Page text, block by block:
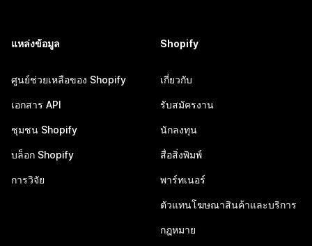
แหล่งข้อมูล
ศูนย์ช่วยเหลือของ Shopify
เอกสาร API
ชุมชน Shopify
บล็อก Shopify
การวิจัย
Shopify
เกี่ยวกับ
รับสมัครงาน
นักลงทุน
สื่อสิ่งพิมพ์
พาร์ทเนอร์
ตัวแทนโฆษณาสินค้าและบริการ
กฎหมาย